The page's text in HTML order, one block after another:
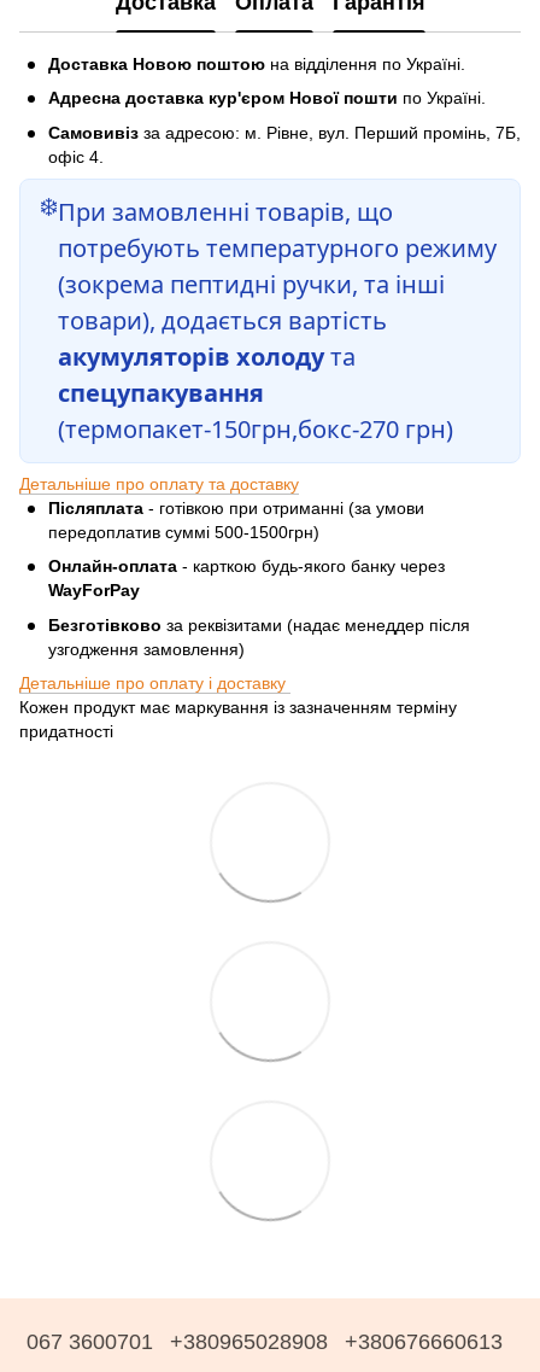
Доставка Новою поштою на відділення по Україні.
Адресна доставка кур'єром Нової пошти по Україні.
Самовивіз за адресою: м. Рівне, вул. Перший промінь, 7Б,
офіс 4.
❄️При замовленні товарів, що
потребують температурного режиму
(зокрема пептидні ручки, та інші
товари), додається вартість
акумуляторів холодута
спецупакування
(термопакет-150грн,бокс-270 грн)
Детальніше про оплату та доставку
Післяплата - готівкою при отриманні (за умови
передоплатив суммі 500-1500грн)
Онлайн-оплата - карткою будь-якого банку через
WayForPay
Безготівково за реквізитами (надає менеддер після
узгодження замовлення)
Детальніше про оплату і доставку
Кожен продукт має маркування із зазначенням терміну
придатності
067 3600701 +380965028908 +380676660613